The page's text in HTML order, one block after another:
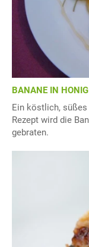
BANANE IN HONIG
Ein köstlich,
Rezept wird die
gebraten.